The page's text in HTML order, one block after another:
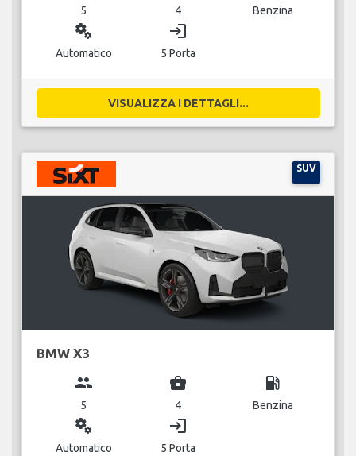
5 4 Benzina
miscellaneous_services
Automatico
login
5 Porta
VISUALIZZA I DETTAGLI...
SUV
BMW X3
group
5
business_center
4
local_gas_station
Benzina
miscellaneous_services
Automatico
login
5 Porta